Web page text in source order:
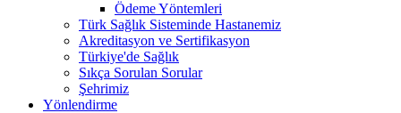
Ödeme Yöntemleri
Türk Sağlık Sisteminde Hastanemiz
Akreditasyon ve Sertifikasyon
Türkiye'de Sağlık
Sıkça Sorulan Sorular
Şehrimiz
Yönlendirme